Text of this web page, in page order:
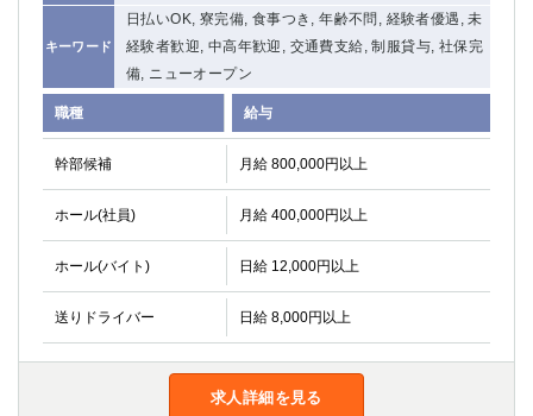
キーワード
日払いOK, 寮完備, 食事つき, 年齢不問, 経験者優遇, 未
経験者歓迎, 中高年歓迎, 交通費支給, 制服貸与, 社保完
備, ニューオープン
職種 給与
幹部候補 月給 800,000円以上
ホール(社員) 月給 400,000円以上
ホール(バイト) 日給 12,000円以上
送りドライバー 日給 8,000円以上
求人詳細を見る